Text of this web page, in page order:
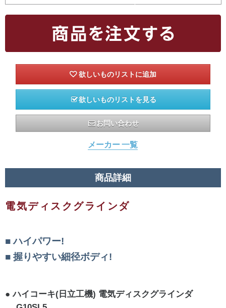
欲しいものリストを見る
お問い合わせ
メーカー 一覧
商品詳細
電気ディスクグラインダ
ハイパワー!
握りやすい細径ボディ!
ハイコーキ(日立工機) 電気ディスクグラインダ